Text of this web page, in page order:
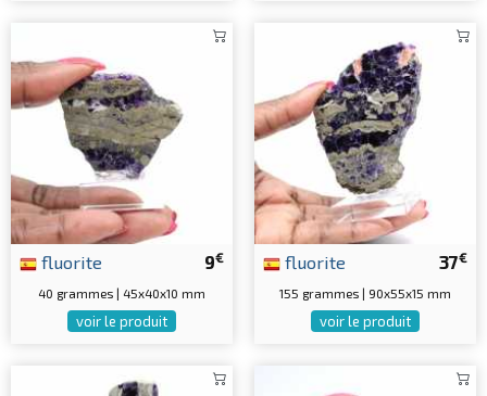
9€
fluorite
40 grammes | 45x40x10 mm
voir le produit
37€
fluorite
155 grammes | 90x55x15 mm
voir le produit